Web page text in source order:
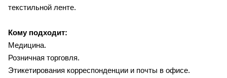
текстильной ленте.
Кому подходит:
Медицина.
Розничная торговля.
Этикетирования корреспонденции и почты в офисе.